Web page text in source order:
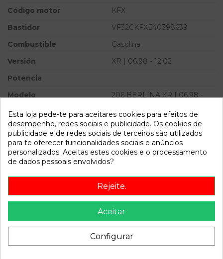
Código motor
KFX
Bastidor
VF32CKFXE40398639
Combustible
Gasolina
Versión
XR | 06.98 - 12.02
Potencia
Modelo
206 BERLINA XR | 06.98 -
Referência 783123
Disponível a partir de: 2022-04-04
Recambio de mangueta delantera derecha para peugeot
206 berlina xr | 06.98 - 12.02 xr | 06.98 - 12.02 referencia
Esta loja pede-te para aceitares cookies para efeitos de
desempenho, redes sociais e publicidade. Os cookies de
publicidade e de redes sociais de terceiros são utilizados
para te oferecer funcionalidades sociais e anúncios
personalizados. Aceitas estes cookies e o processamento
de dados pessoais envolvidos?
Rejeite.
Aceitar
Configurar